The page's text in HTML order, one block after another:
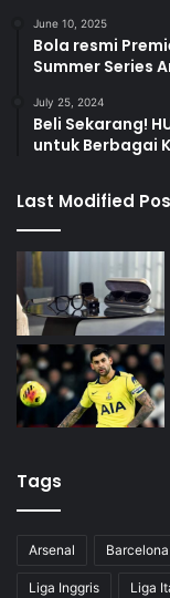
June 10, 2025
Bola resmi
Summer Series
July 25, 2024
Beli Sekarang!
untuk Berbagai
Last Modified
Tags
Arsenal Barcelona
Liga Inggris Liga